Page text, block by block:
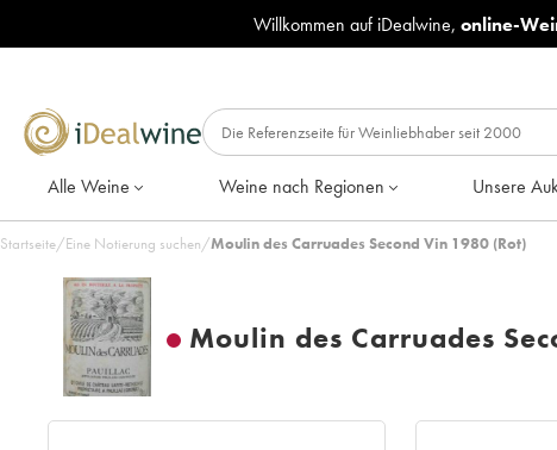
Willkommen auf iDealwine, online-
Alle Weine Weine nach Regionen Unsere
Startseite/Eine Notierung suchen/Moulin des Carruades Second Vin 1980 (Rot)
Moulin des Carruades